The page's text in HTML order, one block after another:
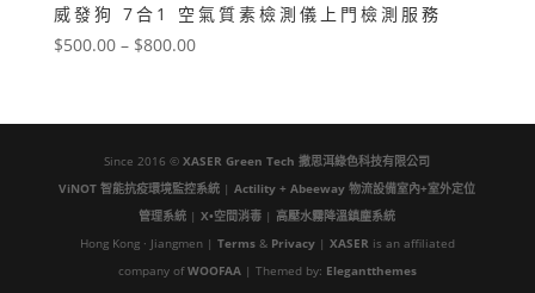
威發狗 7合1 空氣質素檢測儀上門檢測服務
$500.00 – $800.00價
圍：
$500.00
到
$800.00
Since 2016 ©XASER Green Tech 撒思洱綠色科技有限公司
ViNOT 智能抗疫環境監控系統 |Actility + Abeeway 物流設備室內+室外定位
管理系統 |X•空間消毒 | 高壓水霧降溫鎮塵系統
Hong Kong · Jiangmen | Terms& Privacy| XASER is an affiliated
company ofWOOFAA| Themed by: Elegantthemes